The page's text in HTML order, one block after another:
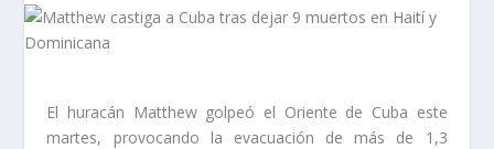
El huracán Matthew golpeó el Oriente de Cuba este
martes, provocando la evacuación de más de 1,3